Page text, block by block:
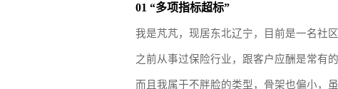
01 “多项指标超标”
我是芃芃，现居东北辽宁，目前是一名社区
之前从事过保险行业，跟客户应酬是常有
而且我属于不胖脸的类型，骨架也偏小，